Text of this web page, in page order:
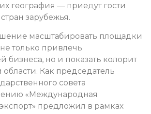
география — приедут гости
зарубежья.
масштабировать площадки
только привлечь
бизнеса, но и показать колорит
Как председатель
совета
«Международная
предложил в рамках